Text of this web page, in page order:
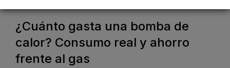
¿Cuánto gasta una bomba de
calor? Consumo real y ahorro
frente al gas